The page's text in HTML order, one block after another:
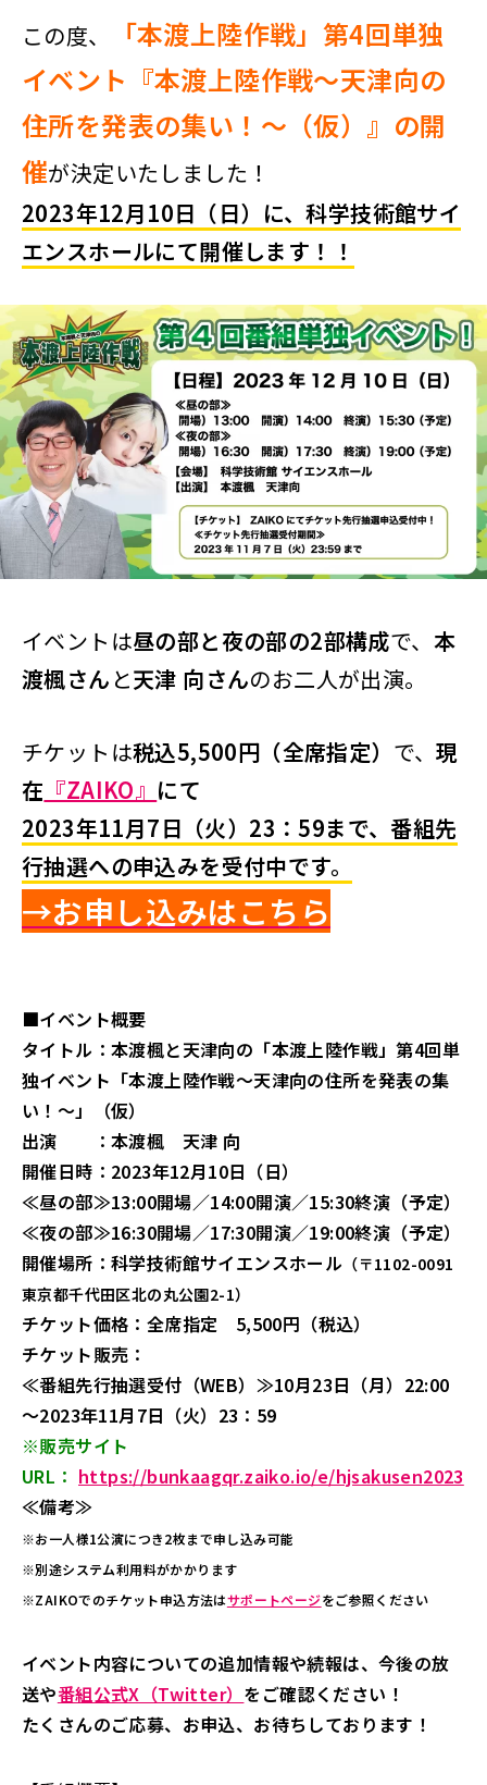
この度、
「本渡上陸作戦」第4回単独
イベント『本渡上陸作戦～天津向の
住所を発表の集い！～（仮）』の開
催が決定いたしました！
2023年12月10日（日） に、科学技術館サイ
エンスホールにて開催します！！
イベントは昼の部と夜の部の2部構成で、 本
渡楓さん と天津 向さんのお二人が出演。
チケットは税込5,500円（全席指定） で、現
在 『ZAIKO』 にて
2023年11月7日（火）23：59まで、番組先
行抽選への申込みを受付中です。
→お申し込みはこち ら
■イベント概要
タイトル：本渡楓と天津向の「本渡上陸作戦」第4回単
独イベント「本渡上陸作戦～天津向の住所を発表の集
い！～」（仮）
出演 ：本渡楓 天津 向
開催日時：2023年12月10日（日）
≪昼の部≫13:00開場／14:00開演／15:30終演（予定）
≪夜の部≫16:30開場／17:30開演／19:00終演（予定）
開催場所：科学技術館サイエンスホール （〒1102-0091
東京都千代田区北の丸公園2-1）
チケット価格：全席指定 5,500円（税込）
チケット販売：
≪番組先行抽選受付（WEB）≫10月23日（月）22:00
～2023年11月7日（火）23：59
※販売サイト
URL： https://bunkaagqr.zaiko.io/e/hjsakusen2023
≪備考≫
※お一人様1公演につき2枚まで申し込み可能
※別途システム利用料がかかります
※ZAIKOでのチケット申込方法はサポートページをご参照ください
イベント内容についての追加情報や続報は、今後の放
送や番組公式X（Twitter） をご確認ください！
たくさんのご応募、お申込、お待ちしております！